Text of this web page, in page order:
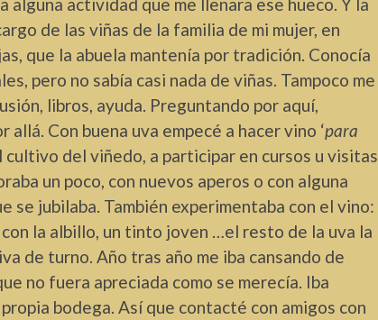
de las viñas de la familia de mi mujer, en
que la abuela mantenía por tradición. Conocía
pero no sabía casi nada de viñas. Tampoco me
libros, ayuda. Preguntando por aquí,
Con buena uva empecé a hacer vino ‘para
cultivo del viñedo, a participar en cursos u visitas
un poco, con nuevos aperos o con alguna
se jubilaba. También experimentaba con el vino:
la albillo, un tinto joven …el resto de la uva la
de turno. Año tras año me iba cansando de
no fuera apreciada como se merecía. Iba
bodega. Así que contacté con amigos con